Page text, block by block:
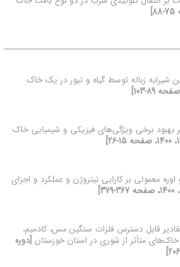
زباله توسط گیاه و تیور در یک خاک
برخی ویژگی‌های فیزیکی و شیمیایی خاک
معمولی بر کارایی نیتروژن و عملکرد و اجزای
قابل دسترس فلزات سنگین مس، کادمیم،
متأثر از شوری در استان خوزستان [دوره